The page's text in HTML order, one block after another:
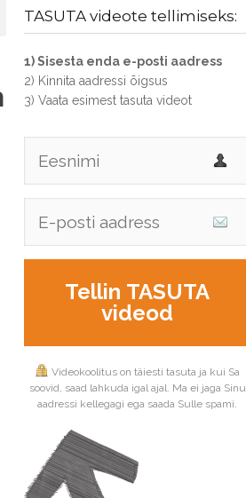
TASUTA videote tellimiseks:
1) Sisesta enda e-posti aadress
2) Kinnita aadressi õigsus
3) Vaata esimest tasuta videot
Tellin TASUTA
videod
Videokoolitus on täiesti tasuta ja kui Sa
soovid, saad lahkuda igal ajal. Ma ei jaga Sinu
aadressi kellegagi ega saada Sulle spami.